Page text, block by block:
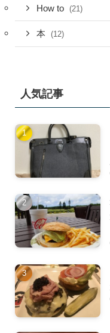
How to (21)
本 (12)
人気記事